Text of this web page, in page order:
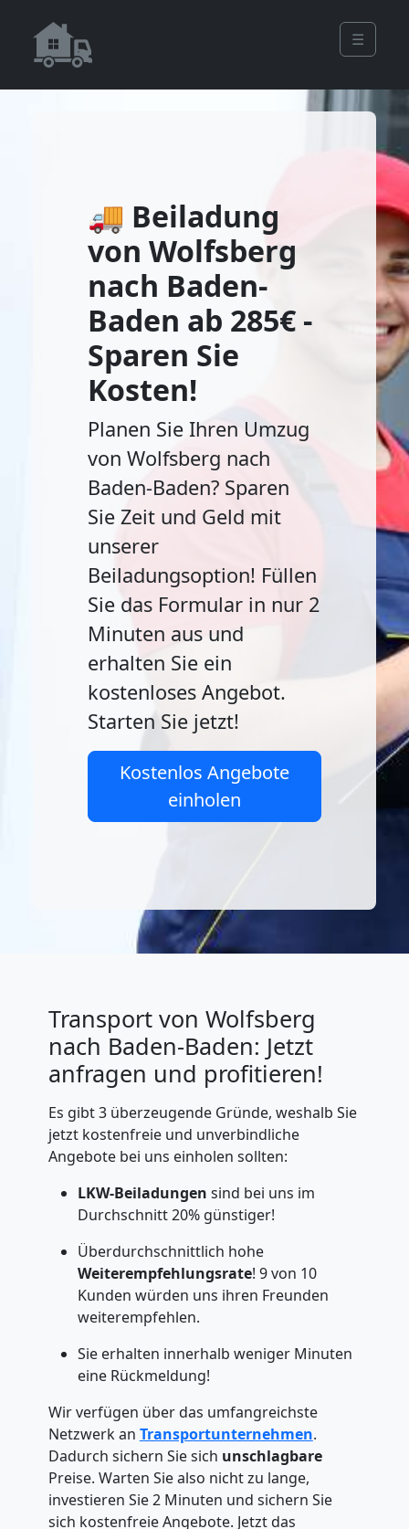
☰
🚚 Beiladung
von Wolfsberg
nach Baden-
Baden ab 285€ -
Sparen Sie
Kosten!
Planen Sie Ihren Umzug
von Wolfsberg nach
Baden-Baden? Sparen
Sie Zeit und Geld mit
unserer
Beiladungsoption! Füllen
Sie das Formular in nur 2
Minuten aus und
erhalten Sie ein
kostenloses Angebot.
Starten Sie jetzt!
Kostenlos Angebote
einholen
Transport von Wolfsberg
nach Baden-Baden: Jetzt
anfragen und profitieren!
Es gibt 3 überzeugende Gründe, weshalb Sie
jetzt kostenfreie und unverbindliche
Angebote bei uns einholen sollten:
LKW-Beiladungen sind bei uns im
Durchschnitt 20% günstiger!
Überdurchschnittlich hohe
Weiterempfehlungsrate! 9 von 10
Kunden würden uns ihren Freunden
weiterempfehlen.
Sie erhalten innerhalb weniger Minuten
eine Rückmeldung!
Wir verfügen über das umfangreichste
Netzwerk an Transportunternehmen.
Dadurch sichern Sie sich unschlagbare
Preise. Warten Sie also nicht zu lange,
investieren Sie 2 Minuten und sichern Sie
sich kostenfreie Angebote. Jetzt das